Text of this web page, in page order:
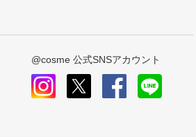
@cosme 公式SNSアカウント